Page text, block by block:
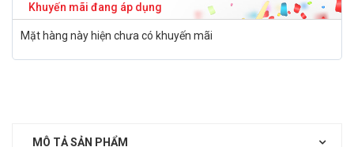
Khuyến mãi đang áp dụng
Mặt hàng này hiện chưa có khuyến mãi
MÔ TẢ SẢN PHẨM